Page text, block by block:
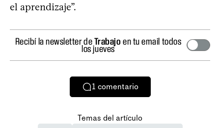
el aprendizaje”.
Recibí la newsletter deTrabajo en tu email todos
los jueves
1 comentario
Temas del artículo